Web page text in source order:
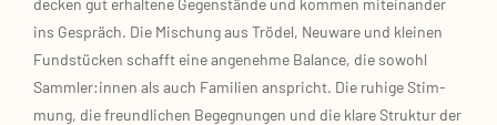
de­cken gut erhal­te­ne Gegen­stän­de und kom­men mit­ein­an­der
ins Gespräch. Die Mischung aus Trö­del, Neu­wa­re und klei­nen
Fund­stü­cken schafft eine ange­neh­me Balan­ce, die sowohl
Sammler:innen als auch Fami­li­en anspricht. Die ruhi­ge Stim­
mung, die freund­li­chen Begeg­nun­gen und die kla­re Struk­tur der